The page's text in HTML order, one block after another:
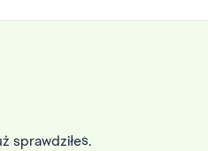
sprawdziłeś.